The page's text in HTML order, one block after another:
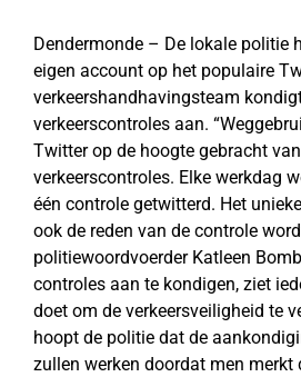
Dendermonde – De lokale politie
eigen account op het populaire
verkeershandhavingsteam
verkeerscontroles aan.
Twitter op de hoogte gebracht
verkeerscontroles. Elke werkdag
één controle getwitterd. Het
ook de reden van de controle
politiewoordvoerder Katleen
controles aan te kondigen, ziet
doet om de verkeersveiligheid te
hoopt de politie dat de
zullen werken doordat men merkt